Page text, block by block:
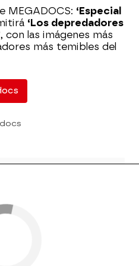
MEGADOCS: ‘Especial
‘Los depredadores
, con las imágenes más
más temibles del